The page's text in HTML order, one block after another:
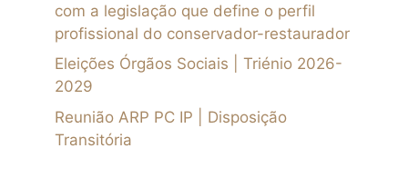
com a legislação que define o perfil
profissional do conservador-restaurador
Eleições Órgãos Sociais | Triénio 2026-
2029
Reunião ARP PC IP | Disposição
Transitória